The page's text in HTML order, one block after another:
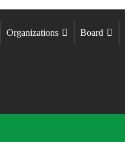
Organizations Board